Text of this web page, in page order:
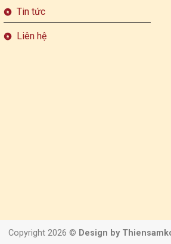
Tin tức
Liên hệ
Copyright 2026 © Design by